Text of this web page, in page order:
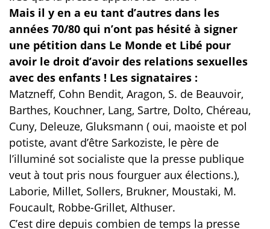
Mais il y en a eu tant d’autres dans les
années 70/80 qui n’ont pas hésité à signer
une pétition dans Le Monde et Libé pour
avoir le droit d’avoir des relations sexuelles
avec des enfants ! Les signataires :
Matzneff, Cohn Bendit, Aragon, S. de Beauvoir,
Barthes, Kouchner, Lang, Sartre, Dolto, Chéreau,
Cuny, Deleuze, Gluksmann ( oui, maoiste et pol
potiste, avant d’être Sarkoziste, le père de
l’illuminé sot socialiste que la presse publique
veut à tout pris nous fourguer aux élections.),
Laborie, Millet, Sollers, Brukner, Moustaki, M.
Foucault, Robbe-Grillet, Althuser.
C’est dire depuis combien de temps la presse